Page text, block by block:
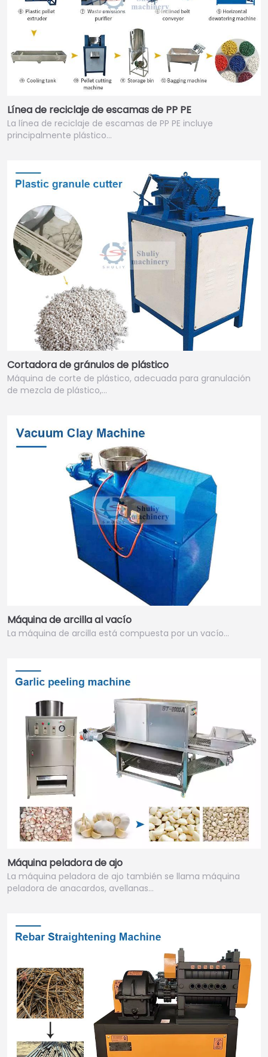
Línea de reciclaje de escamas de PP PE
La línea de reciclaje de escamas de PP PE incluye
principalmente plástico…
Cortadora de gránulos de plástico
Máquina de corte de plástico, adecuada para granulación
de mezcla de plástico,…
Máquina de arcilla al vacío
La máquina de arcilla está compuesta por un vacío…
Máquina peladora de ajo
La máquina peladora de ajo también se llama máquina
peladora de anacardos, avellanas…